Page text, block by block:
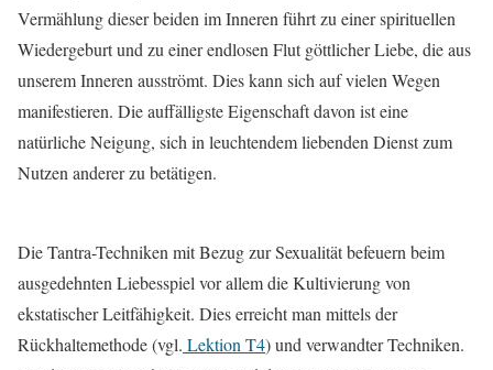
Vermählung dieser beiden im Inneren führt zu einer spirituellen
Wiedergeburt und zu einer endlosen Flut göttlicher Liebe, die aus
unserem Inneren ausströmt. Dies kann sich auf vielen Wegen
manifestieren. Die auffälligste Eigenschaft davon ist eine
natürliche Neigung, sich in leuchtendem liebenden Dienst zum
Nutzen anderer zu betätigen.
Die Tantra-Techniken mit Bezug zur Sexualität befeuern beim
ausgedehnten Liebesspiel vor allem die Kultivierung von
ekstatischer Leitfähigkeit. Dies erreicht man mittels der
Rückhaltemethode (vgl. Lektion T4) und verwandter Techniken.